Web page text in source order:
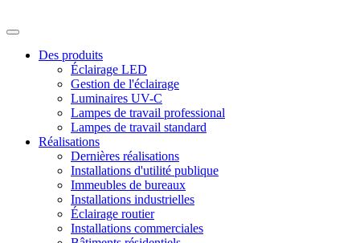
Des produits
Éclairage LED
Gestion de l'éclairage
Luminaires UV-C
Lampes de travail professional
Lampes de travail standard
Réalisations
Dernières réalisations
Installations d'utilité publique
Immeubles de bureaux
Installations industrielles
Éclairage routier
Installations commerciales